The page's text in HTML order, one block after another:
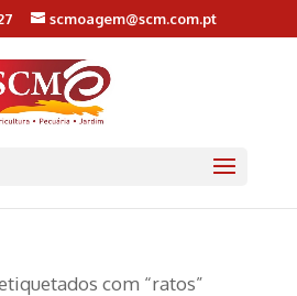
scmoagem@scm.com.pt
com “ratos”